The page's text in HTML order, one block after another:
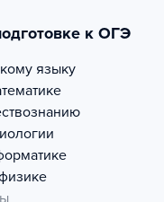
к ОГЭ
языку